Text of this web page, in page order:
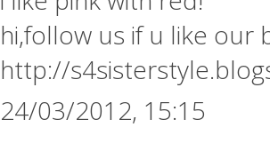
hi,follow us if u like our
http://
24/03/2012, 15:15